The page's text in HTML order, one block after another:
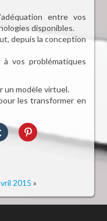
entre vos
disponibles.
depuis la conception
vos problématiques
un modèle virtuel.
les transformer en
2015 »